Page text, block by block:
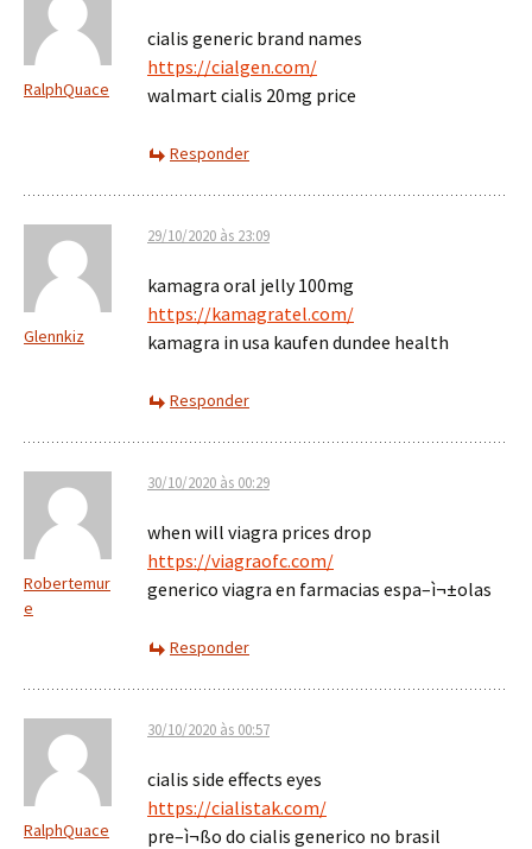
RalphQuace
cialis generic brand names
https://cialgen.com/
walmart cialis 20mg price
Responder
Glennkiz
29/10/2020 às 23:09
kamagra oral jelly 100mg
https://kamagratel.com/
kamagra in usa kaufen dundee health
Responder
Robertemur
e
30/10/2020 às 00:29
when will viagra prices drop
https://viagraofc.com/
generico viagra en farmacias espa–ì¬±olas
Responder
RalphQuace
30/10/2020 às 00:57
cialis side effects eyes
https://cialistak.com/
pre–ì¬ßo do cialis generico no brasil